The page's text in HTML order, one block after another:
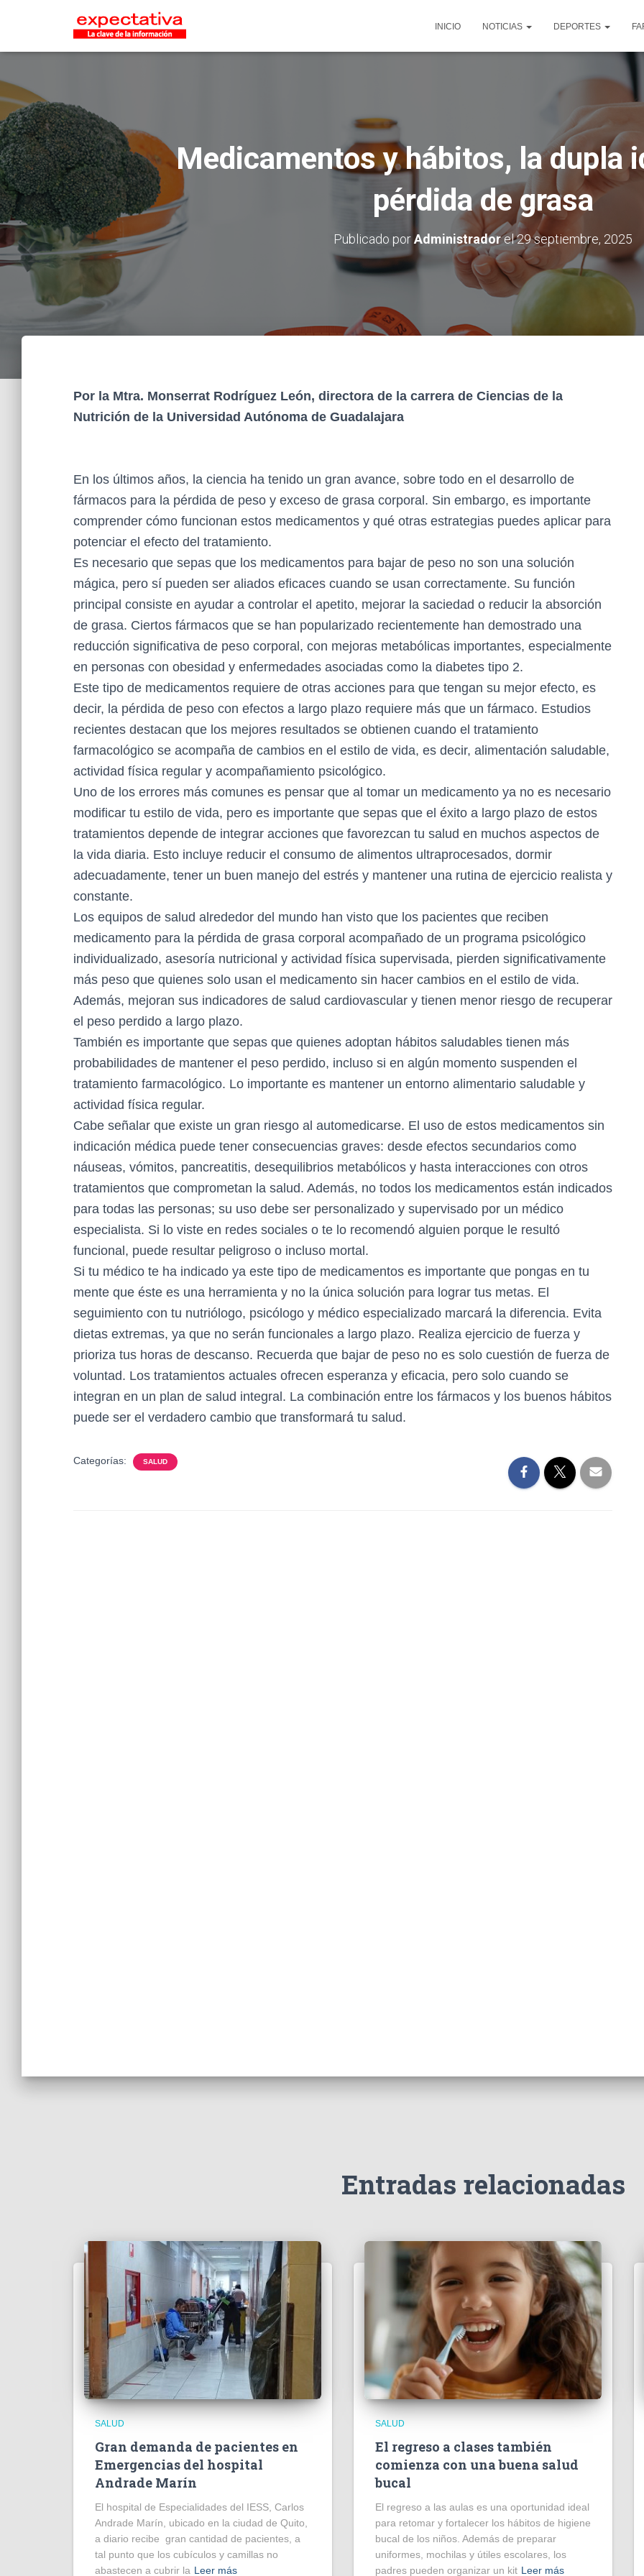
INICIO NOTICIAS DEPORTES
Medicamentos y hábitos, la dupla
pérdida de grasa
Publicado porAdministradorel29 septiembre, 2025
Por la Mtra. Monserrat Rodríguez León, directora de la carrera de Ciencias de la
Nutrición de la Universidad Autónoma de Guadalajara
En los últimos años, la ciencia ha tenido un gran avance, sobre todo en el desarrollo de
fármacos para la pérdida de peso y exceso de grasa corporal. Sin embargo, es importante
comprender cómo funcionan estos medicamentos y qué otras estrategias puedes aplicar para
potenciar el efecto del tratamiento.
Es necesario que sepas que los medicamentos para bajar de peso no son una solución
mágica, pero sí pueden ser aliados eficaces cuando se usan correctamente. Su función
principal consiste en ayudar a controlar el apetito, mejorar la saciedad o reducir la absorción
de grasa. Ciertos fármacos que se han popularizado recientemente han demostrado una
reducción significativa de peso corporal, con mejoras metabólicas importantes, especialmente
en personas con obesidad y enfermedades asociadas como la diabetes tipo 2.
Este tipo de medicamentos requiere de otras acciones para que tengan su mejor efecto, es
decir, la pérdida de peso con efectos a largo plazo requiere más que un fármaco. Estudios
recientes destacan que los mejores resultados se obtienen cuando el tratamiento
farmacológico se acompaña de cambios en el estilo de vida, es decir, alimentación saludable,
actividad física regular y acompañamiento psicológico.
Uno de los errores más comunes es pensar que al tomar un medicamento ya no es necesario
modificar tu estilo de vida, pero es importante que sepas que el éxito a largo plazo de estos
tratamientos depende de integrar acciones que favorezcan tu salud en muchos aspectos de
la vida diaria. Esto incluye reducir el consumo de alimentos ultraprocesados, dormir
adecuadamente, tener un buen manejo del estrés y mantener una rutina de ejercicio realista y
constante.
Los equipos de salud alrededor del mundo han visto que los pacientes que reciben
medicamento para la pérdida de grasa corporal acompañado de un programa psicológico
individualizado, asesoría nutricional y actividad física supervisada, pierden significativamente
más peso que quienes solo usan el medicamento sin hacer cambios en el estilo de vida.
Además, mejoran sus indicadores de salud cardiovascular y tienen menor riesgo de recuperar
el peso perdido a largo plazo.
También es importante que sepas que quienes adoptan hábitos saludables tienen más
probabilidades de mantener el peso perdido, incluso si en algún momento suspenden el
tratamiento farmacológico. Lo importante es mantener un entorno alimentario saludable y
actividad física regular.
Cabe señalar que existe un gran riesgo al automedicarse. El uso de estos medicamentos sin
indicación médica puede tener consecuencias graves: desde efectos secundarios como
náuseas, vómitos, pancreatitis, desequilibrios metabólicos y hasta interacciones con otros
tratamientos que comprometan la salud. Además, no todos los medicamentos están indicados
para todas las personas; su uso debe ser personalizado y supervisado por un médico
especialista. Si lo viste en redes sociales o te lo recomendó alguien porque le resultó
funcional, puede resultar peligroso o incluso mortal.
Si tu médico te ha indicado ya este tipo de medicamentos es importante que pongas en tu
mente que éste es una herramienta y no la única solución para lograr tus metas. El
seguimiento con tu nutriólogo, psicólogo y médico especializado marcará la diferencia. Evita
dietas extremas, ya que no serán funcionales a largo plazo. Realiza ejercicio de fuerza y
prioriza tus horas de descanso. Recuerda que bajar de peso no es solo cuestión de fuerza de
voluntad. Los tratamientos actuales ofrecen esperanza y eficacia, pero solo cuando se
integran en un plan de salud integral. La combinación entre los fármacos y los buenos hábitos
puede ser el verdadero cambio que transformará tu salud.
Categorías: SALUD
Entradas relacionadas
SALUD
Gran demanda de pacientes en
Emergencias del hospital
Andrade Marín
El hospital de Especialidades del IESS, Carlos
Andrade Marín, ubicado en la ciudad de Quito,
a diario recibe gran cantidad de pacientes, a
tal punto que los cubículos y camillas no
abastecen a cubrir la Leer más
SALUD
El regreso a clases también
comienza con una buena salud
bucal
El regreso a las aulas es una oportunidad ideal
para retomar y fortalecer los hábitos de higiene
bucal de los niños. Además de preparar
uniformes, mochilas y útiles escolares, los
padres pueden organizar un kit Leer más